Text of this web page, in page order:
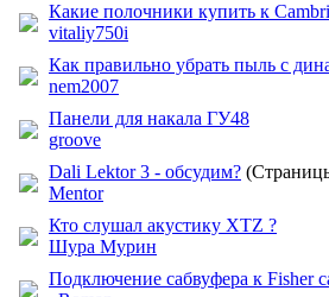
Какие полочники купить к
vitaliy750i
Как правильно убрать пыль с
nem2007
Панели для накала ГУ48
groove
Dali Lektor 3 - обсудим?
Mentor
Кто слушал акустику XTZ ?
Шура Мурин
Подключение сабвуфера к Fisher